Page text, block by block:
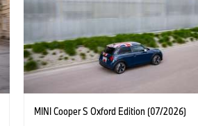
MINI Cooper S Oxford Edition (07/2026)